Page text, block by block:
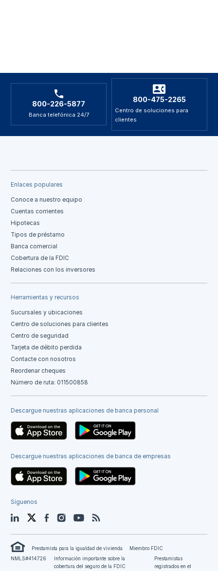
800-226-5877
Banca telefónica 24/7
800-475-2265
Centro de soluciones para
clientes
Enlaces populares
Conoce a nuestro equipo
Cuentas corrientes
Hipotecas
Tipos de préstamo
Banca comercial
Cobertura de la FDIC
Relaciones con los inversores
Herramientas y recursos
Sucursales y ubicaciones
Centro de soluciones para clientes
Centro de seguridad
Tarjeta de débito perdida
Contacte con nosotros
Reordenar cheques
Número de ruta: 011500858
Descargue nuestras aplicaciones de banca personal
Descargue nuestras aplicaciones de banca de empresas
Síguenos
LinkedIn TwitterFacebookInstagramYouTube
Prestamista para la igualdad de vivienda
Miembro FDIC
NMLS#414726
Información importante sobre la
cobertura del seguro de la FDIC
Prestamistas
registrados en el